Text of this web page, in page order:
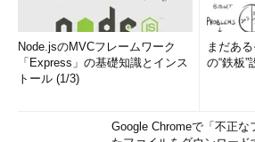
Node.jsのMVCフレームワーク
「Express」の基礎知識とインス
トール (1/3)
まだあ
の“鉄板”
Google Chromeで「不正